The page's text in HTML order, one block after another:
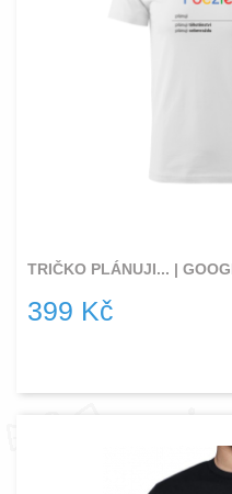
TRIČKO PLÁNUJI... |
399 Kč